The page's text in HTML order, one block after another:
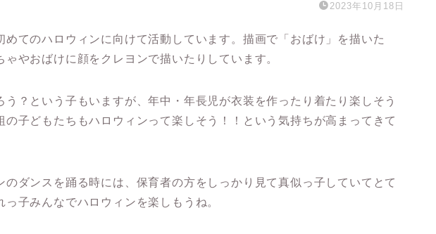
2023年10月18日
めてのハロウィンに向けて活動しています。描画で「おばけ」を描いた
ゃやおばけに顔をクレヨンで描いたりしています。
う？という子もいますが、年中・年長児が衣装を作ったり着たり楽しそう
の子どもたちもハロウィンって楽しそう！！という気持ちが高まってきて
のダンスを踊る時には、保育者の方をしっかり見て真似っ子していてとて
っ子みんなでハロウィンを楽しもうね。